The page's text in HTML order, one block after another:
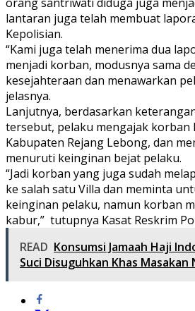
lantaran juga telah membuat
Kepolisian.
“Kami juga telah menerima dua
menjadi korban, modusnya sama
kesejahteraan dan menawarkan
jelasnya.
Lanjutnya, berdasarkan
tersebut, pelaku mengajak korban
Kabupaten Rejang Lebong, dan
menuruti keinginan bejat pelaku.
“Jadi korban yang juga sudah
ke salah satu Villa dan meminta
keinginan pelaku, namun korban
kabur,” tutupnya Kasat Reskrim
READ Konsumsi Jamaah Haji
Suci Disuguhkan Khas Masakan